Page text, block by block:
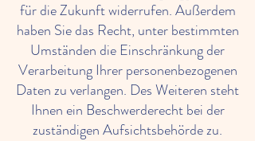
für die Zukunft widerrufen. Außerdem
haben Sie das Recht, unter bestimmten
Umständen die Einschränkung der
Verarbeitung Ihrer personenbezogenen
Daten zu verlangen. Des Weiteren steht
Ihnen ein Beschwerderecht bei der
zuständigen Aufsichtsbehörde zu.